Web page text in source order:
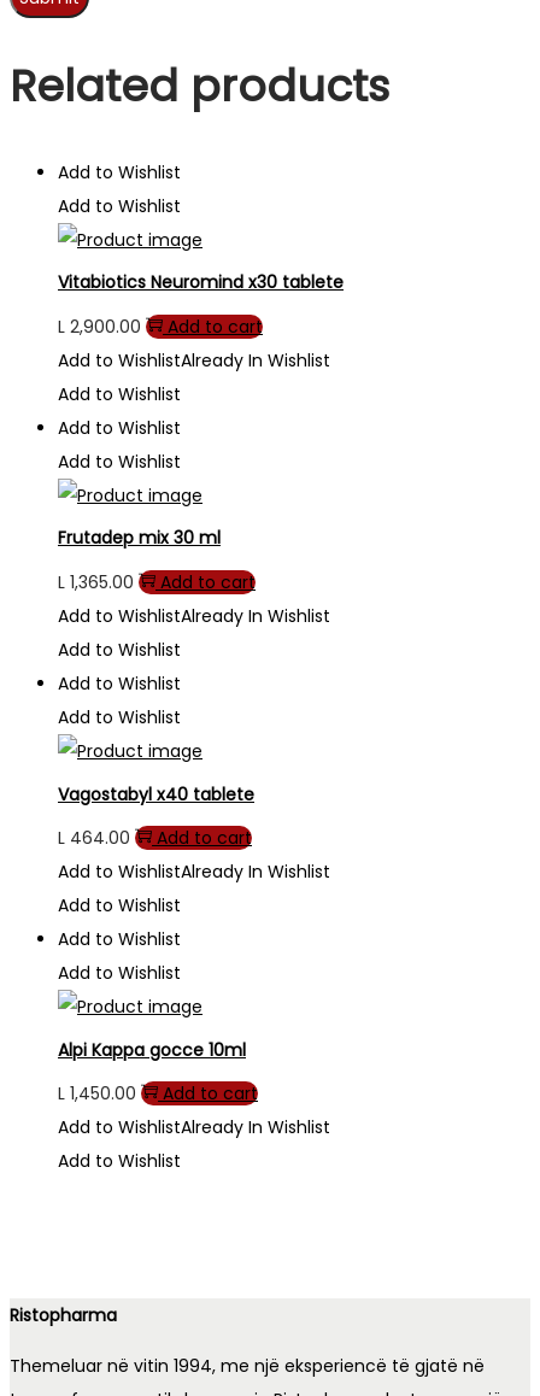
Related products
Add to Wishlist
Add to Wishlist
Vitabiotics Neuromind x30 tablete
L 2,900.00
Add to cart
Add to WishlistAlready In Wishlist
Add to Wishlist
Add to Wishlist
Add to Wishlist
Frutadep mix 30 ml
L 1,365.00
Add to cart
Add to WishlistAlready In Wishlist
Add to Wishlist
Add to Wishlist
Add to Wishlist
Vagostabyl x40 tablete
L 464.00
Add to cart
Add to WishlistAlready In Wishlist
Add to Wishlist
Add to Wishlist
Add to Wishlist
Alpi Kappa gocce 10ml
L 1,450.00
Add to cart
Add to WishlistAlready In Wishlist
Add to Wishlist
Ristopharma
Themeluar në vitin 1994, me një eksperiencë të gjatë në